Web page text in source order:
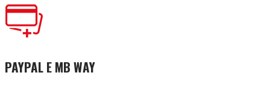
PAYPAL E MB WAY